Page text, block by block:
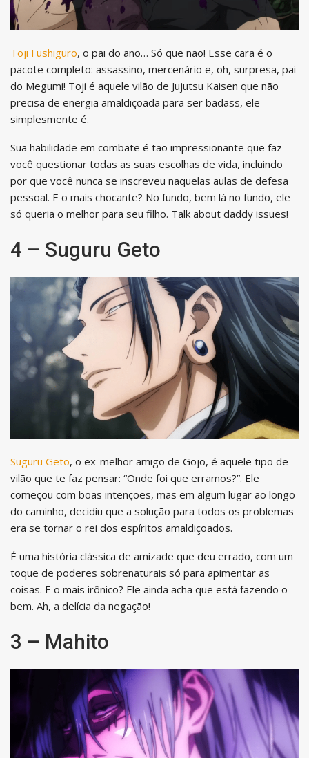
Toji Fushiguro, o pai do ano… Só que não! Esse cara é o
pacote completo: assassino, mercenário e, oh, surpresa, pai
do Megumi! Toji é aquele vilão de Jujutsu Kaisen que não
precisa de energia amaldiçoada para ser badass, ele
simplesmente é.
Sua habilidade em combate é tão impressionante que faz
você questionar todas as suas escolhas de vida, incluindo
por que você nunca se inscreveu naquelas aulas de defesa
pessoal. E o mais chocante? No fundo, bem lá no fundo, ele
só queria o melhor para seu filho. Talk about daddy issues!
4 – Suguru Geto
Suguru Geto, o ex-melhor amigo de Gojo, é aquele tipo de
vilão que te faz pensar: “Onde foi que erramos?”. Ele
começou com boas intenções, mas em algum lugar ao longo
do caminho, decidiu que a solução para todos os problemas
era se tornar o rei dos espíritos amaldiçoados.
É uma história clássica de amizade que deu errado, com um
toque de poderes sobrenaturais só para apimentar as
coisas. E o mais irônico? Ele ainda acha que está fazendo o
bem. Ah, a delícia da negação!
3 – Mahito